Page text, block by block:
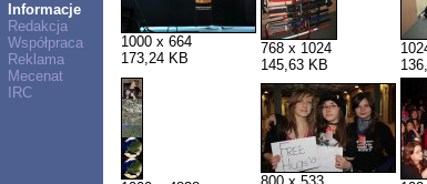
Informacje
Redakcja
Współpraca
Reklama
Mecenat
IRC
1000 x 664
173,24 KB
768 x 1024
145,63 KB